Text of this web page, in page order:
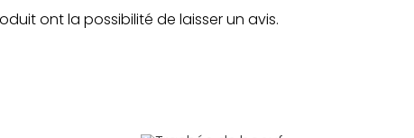
ont la possibilité de laisser un avis.